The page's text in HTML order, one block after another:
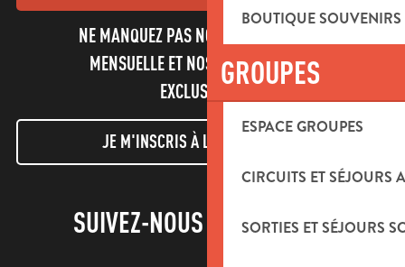
BOUTIQUE
GROUPES
ESPACE GROUPES
CIRCUITS ET SÉJOURS
SORTIES ET SÉJOURS
NE MANQUEZ PAS NOTRE NEWSLETTER
MENSUELLE ET NOS INFORMATIONS
EXCLUSIVES !
JE M'INSCRIS À LA NEWSLETTER
SUIVEZ-NOUS !